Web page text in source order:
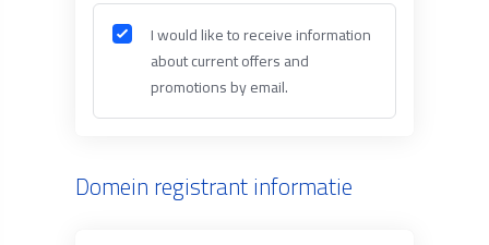
I would like to receive information
about current offers and
promotions by email.
Domein registrant informatie